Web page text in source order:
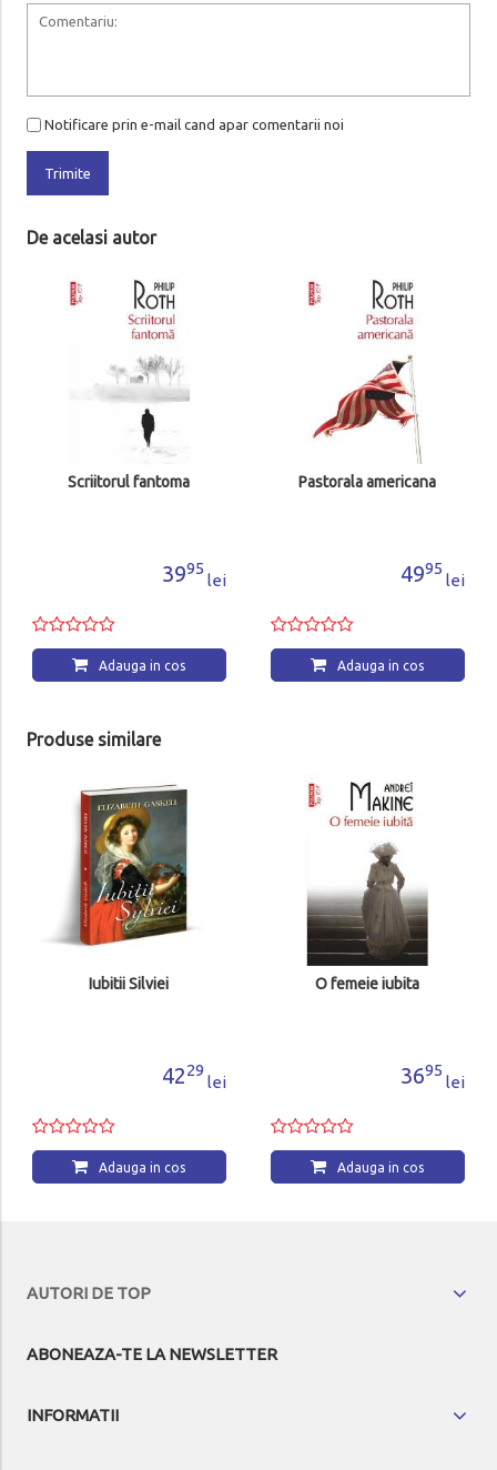
Notificare prin e-mail cand apar comentarii noi
Trimite
De acelasi autor
Scriitorul fantoma
3995
lei
Adauga in cos
Pastorala americana
4995
lei
Adauga in cos
Produse similare
Iubitii Silviei
4229
lei
Adauga in cos
O femeie iubita
3695
lei
Adauga in cos
AUTORI DE TOP
ABONEAZA-TE LA NEWSLETTER
INFORMATII